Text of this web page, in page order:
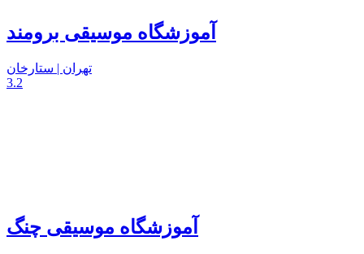
آموزشگاه موسیقی برومند
تهران | ستارخان
3.2
آموزشگاه موسیقی چنگ